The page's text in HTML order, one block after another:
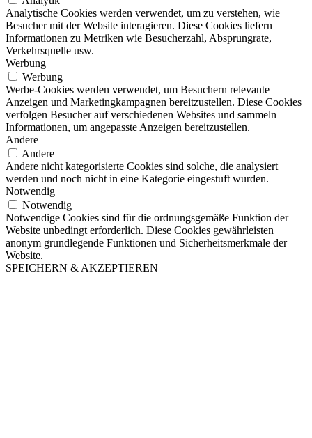
Analytische Cookies werden verwendet, um zu verstehen, wie
Besucher mit der Website interagieren. Diese Cookies liefern
Informationen zu Metriken wie Besucherzahl, Absprungrate,
Verkehrsquelle usw.
Werbung
Werbung
Werbe-Cookies werden verwendet, um Besuchern relevante
Anzeigen und Marketingkampagnen bereitzustellen. Diese Cookies
verfolgen Besucher auf verschiedenen Websites und sammeln
Informationen, um angepasste Anzeigen bereitzustellen.
Andere
Andere
Andere nicht kategorisierte Cookies sind solche, die analysiert
werden und noch nicht in eine Kategorie eingestuft wurden.
Notwendig
Notwendig
Notwendige Cookies sind für die ordnungsgemäße Funktion der
Website unbedingt erforderlich. Diese Cookies gewährleisten
anonym grundlegende Funktionen und Sicherheitsmerkmale der
Website.
SPEICHERN & AKZEPTIEREN